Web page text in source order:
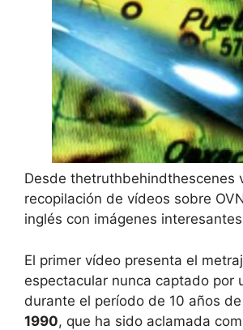
Desde thetruthbehindthescenes
recopilación de vídeos sobre
inglés con imágenes
El primer vídeo presenta el
espectacular nunca captado por
durante el período de 10 años
1990, que ha sido aclamada